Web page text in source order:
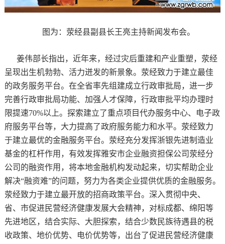
图为：荥经县副县长王亮主持新闻发布会。
姜伟部长指出，近年来，经过灾后重建和产业重塑，荥经
呈现出生机勃勃、活力迸发的新景象。荥经致力于建立最佳
的政务服务平台。在全省率先组建成立行政审批局，进一步
完善行政审批局功能、加强人才保障，行政审批平均办理时
限提速70%以上。探索建立了重点项目代办服务中心、电子政
府服务平台等，大力提高了政府服务能力和水平。荥经致力
于建立最优的金融服务平台。荥经充分发挥浙银先进制造业
基金的杠杆作用，有效发挥雅安市企业融资担保公司荥经分
公司的融资作用，将本地金融机构发动起来，切实帮助企业
解决“融资难”的问题，努力为各类企业提供优质的金融服务。
荥经致力于建立最开放的招商政策平台。深入贯彻中央、
省、市促进民营经济健康发展大会精神，对标成都、绵阳等
先进地区，结合实际、大胆探索，结合少数民族待遇县的税
收政策、地价优势、电价优势等，出台了促进民营经济健康